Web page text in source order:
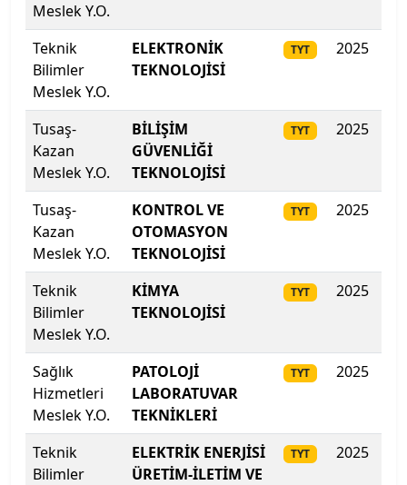
Kütahya Dumlupınar Üniversitesi
Kütahya Sağlık Bilimleri Üniversitesi
Lefke Avrupa Üniversitesi
Lokman Hekim Üniversitesi
Malatya Turgut Özal Üniversitesi
Maltepe Üniversitesi
Manisa Celâl Bayar Üniversitesi
Mardin Artuklu Üniversitesi
Marmara Üniversitesi
MEF Üniversitesi
Meslek Y.O.
Teknik
Bilimler
Meslek Y.O.
ELEKTRONİK
TEKNOLOJİSİ
TYT 2025
Tusaş-
Kazan
Meslek Y.O.
BİLİŞİM
GÜVENLİĞİ
TEKNOLOJİSİ
TYT 2025
Tusaş-
Kazan
Meslek Y.O.
KONTROL VE
OTOMASYON
TEKNOLOJİSİ
TYT 2025
Teknik
Bilimler
Meslek Y.O.
KİMYA
TEKNOLOJİSİ
TYT 2025
Sağlık
Hizmetleri
Meslek Y.O.
PATOLOJİ
LABORATUVAR
TEKNİKLERİ
TYT 2025
Teknik
Bilimler
ELEKTRİK ENERJİSİ
ÜRETİM-İLETİM VE
TYT 2025